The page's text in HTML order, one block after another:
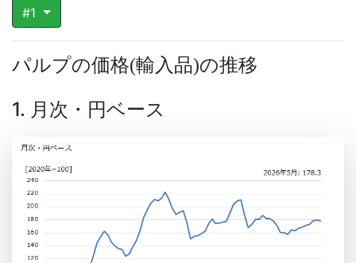
#1
パルプの価格(輸入品)の推移
1. 月次・円ベース